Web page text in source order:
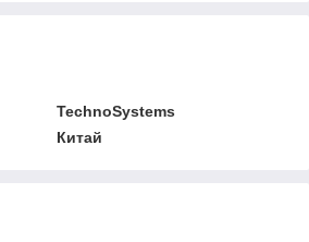
TechnoSystems
Китай